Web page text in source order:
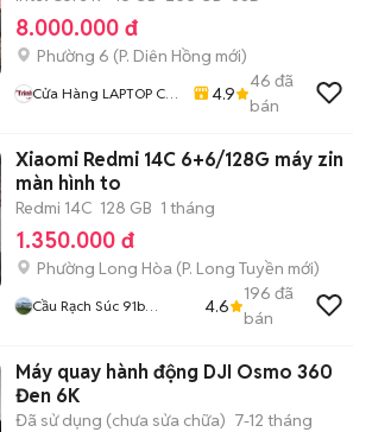
8.000.000 đ
Phường 6 (P. Diên Hồng mới)
Cửa Hàng LAPTOP Cũ
4.9
46 đã
bán
Xiaomi Redmi 14C 6+6/128G máy zin
màn hình to
Redmi 14C 128 GB 1 tháng
1.350.000 đ
Phường Long Hòa (P. Long Tuyền mới)
Cầu Rạch Súc 91b
4.6
196 đã
bán
Máy quay hành động DJI Osmo 360
Đen 6K
Đã sử dụng (chưa sửa chữa) 7-12 tháng